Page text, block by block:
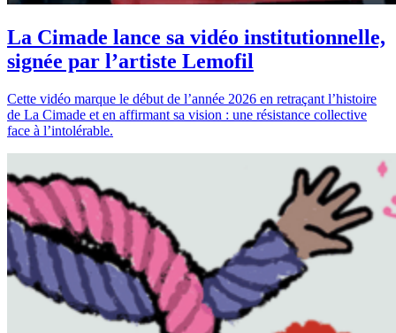
La Cimade lance sa vidéo institutionnelle,
signée par l’artiste Lemofil
Cette vidéo marque le début de l’année 2026 en retraçant l’histoire
de La Cimade et en affirmant sa vision : une résistance collective
face à l’intolérable.